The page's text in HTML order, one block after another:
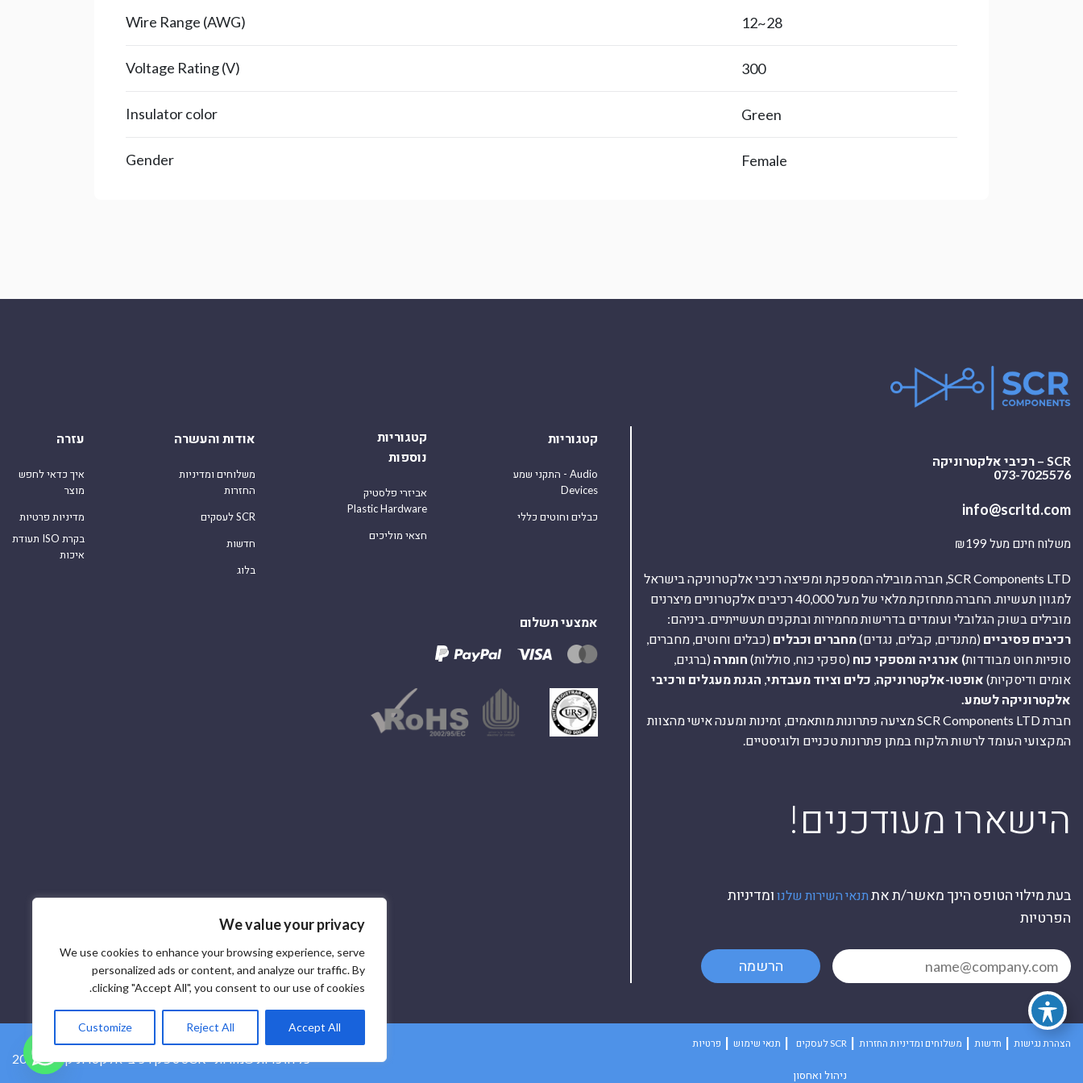
We value your privacy
We use cookies to enhance your browsing experience, serve
personalized ads or content, and analyze our traffic. By
clicking "Accept All", you consent to our use of cookies.
Customize Reject All Accept All
Wire Range (AWG) 28~12
Voltage Rating (V) 300
Insulator color Green
Gender Female
SCR – רכיבי אלקטרוניקה
073-7025576
info@scrltd.com
משלוח חינם מעל ₪199
SCR Components LTD, חברה מובילה המספקת ומפיצה רכיבי אלקטרוניקה בישראל
למגוון תעשיות. החברה מתחזקת מלאי של מעל 40,000 רכיבים אלקטרוניים מיצרנים
מובילים בשוק הגלובלי ועומדים בדרישות מחמירות ובתקנים תעשייתיים. ביניהם:
רכיבים פסיביים (מתנדים, קבלים, נגדים)מחברים וכבלים (כבלים וחוטים, מחברים,
סופיות חוט מבודדות) אנרגיה ומספקי כוח (ספקי כוח, סוללות) חומרה (ברגים,
אומים ודיסקיות) אופטו-אלקטרוניקה כלים וציוד מעבדתי הגנת מעגלים ורכיבי
אלקטרוניקה לשמע.
חברת SCR Components LTD מציעה פתרונות מותאמים, זמינות ומענה אישי מהצוות
המקצועי העומד לרשות הלקוח במתן פתרונות טכניים ולוגיסטיים.
!הישארו מעודכנים
בעת מילוי הטופס הינך מאשר/ת את תנאי השירות שלנו ומדיניות
הפרטיות
הרשמה
קטגוריות
התקני שמע - Audio
Devices
כבלים וחוטים כללי
קטגוריות
נוספות
אביזרי פלסטיק
Plastic Hardware
חצאי מוליכים
אודות והעשרה
משלוחים ומדיניות
החזרות
לעסקים SCR
חדשות
בלוג
עזרה
איך כדאי לחפש
מוצר
מדיניות פרטיות
תעודת ISO בקרת
איכות
אמצעי תשלום
2026 © ספק רכיבי אלקטרוניקה SCR - כל הזכויות שמורות
פרטיות תנאי שימוש לעסקים SCR
ניהול ואחסון
משלוחים ומדיניות החזרות חדשות הצהרת נגישות